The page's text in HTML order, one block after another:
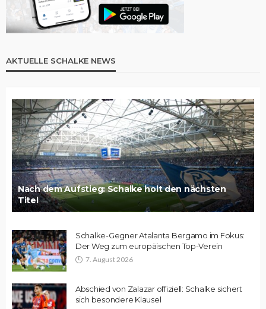
AKTUELLE SCHALKE NEWS
Nach dem Aufstieg: Schalke holt den nächsten
Titel
Schalke-Gegner Atalanta Bergamo im Fokus:
Der Weg zum europäischen Top-Verein
7. August 2026
Abschied von Zalazar offiziell: Schalke sichert
sich besondere Klausel